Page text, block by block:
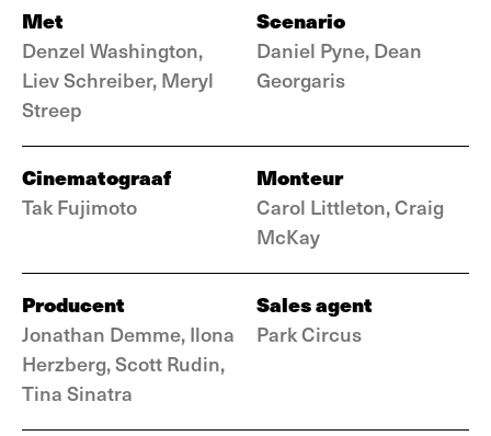
Met
Denzel Washington,
Liev Schreiber, Meryl
Streep
Scenario
Daniel Pyne, Dean
Georgaris
Cinematograaf
Tak Fujimoto
Monteur
Carol Littleton, Craig
McKay
Producent
Jonathan Demme, Ilona
Herzberg, Scott Rudin,
Tina Sinatra
Sales agent
Park Circus